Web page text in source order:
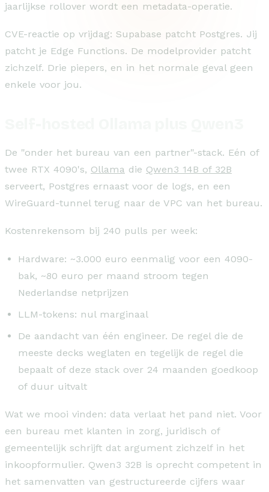
jaarlijkse rollover wordt een metadata-operatie.
CVE-reactie op vrijdag: Supabase patcht Postgres. Jij
patcht je Edge Functions. De modelprovider patcht
zichzelf. Drie piepers, en in het normale geval geen
enkele voor jou.
De "onder het bureau van een partner"-stack. Eén of
twee RTX 4090's, Ollama die Qwen3 14B of 32B
serveert, Postgres ernaast voor de logs, en een
WireGuard-tunnel terug naar de VPC van het bureau.
Kostenrekensom bij 240 pulls per week:
Hardware: ~3.000 euro eenmalig voor een 4090-
bak, ~80 euro per maand stroom tegen
Nederlandse netprijzen
LLM-tokens: nul marginaal
De aandacht van één engineer. De regel die de
meeste decks weglaten en tegelijk de regel die
bepaalt of deze stack over 24 maanden goedkoop
of duur uitvalt
Wat we mooi vinden: data verlaat het pand niet. Voor
een bureau met klanten in zorg, juridisch of
gemeentelijk schrijft dat argument zichzelf in het
inkoopformulier. Qwen3 32B is oprecht competent in
het samenvatten van gestructureerde cijfers waar